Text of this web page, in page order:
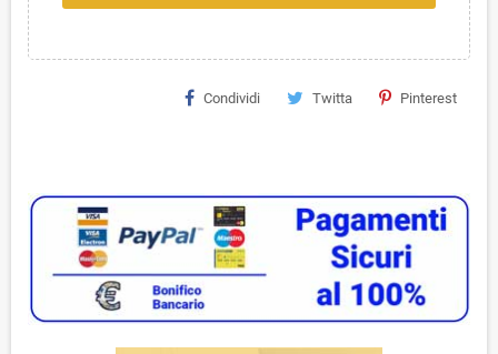
Condividi Twitta Pinterest